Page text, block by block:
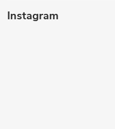
Instagram